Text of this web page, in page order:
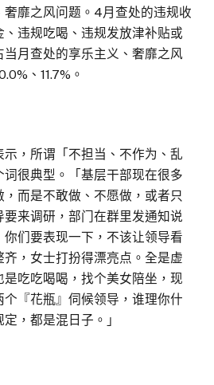
靡之风问题。4月查处的违规收
违规吃喝、违规发放津补贴或
月查处的享乐主义、奢靡之风
、11.7%。
，所谓「不担当、不作为、乱
很典型。「基层干部现在很多
而是不敢做、不愿做，或者只
来调研，部门在群里发通知说
们要表现一下，不该让领导看
，女士打扮得漂亮点。全是虚
吃吃喝喝，找个美女陪坐，现
『花瓶』伺候领导，谁理你什
，都是混日子。」